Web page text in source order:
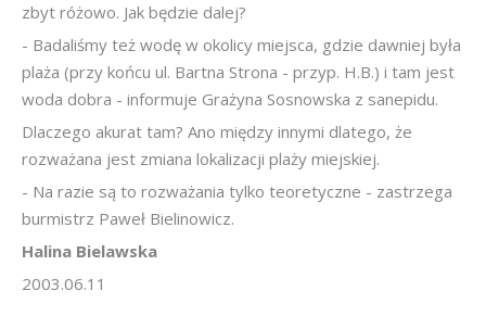
zbyt różowo. Jak będzie dalej?
- Badaliśmy też wodę w okolicy miejsca, gdzie dawniej była
plaża (przy końcu ul. Bartna Strona - przyp. H.B.) i tam jest
woda dobra - informuje Grażyna Sosnowska z sanepidu.
Dlaczego akurat tam? Ano między innymi dlatego, że
rozważana jest zmiana lokalizacji plaży miejskiej.
- Na razie są to rozważania tylko teoretyczne - zastrzega
burmistrz Paweł Bielinowicz.
Halina Bielawska
2003.06.11